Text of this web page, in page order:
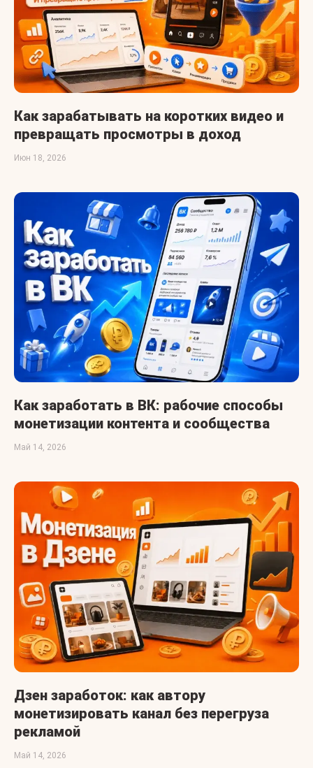
Как зарабатывать на коротких видео и
превращать просмотры в доход
Июн 18, 2026
Как заработать в ВК: рабочие способы
монетизации контента и сообщества
Май 14, 2026
Дзен заработок: как автору
монетизировать канал без перегруза
рекламой
Май 14, 2026